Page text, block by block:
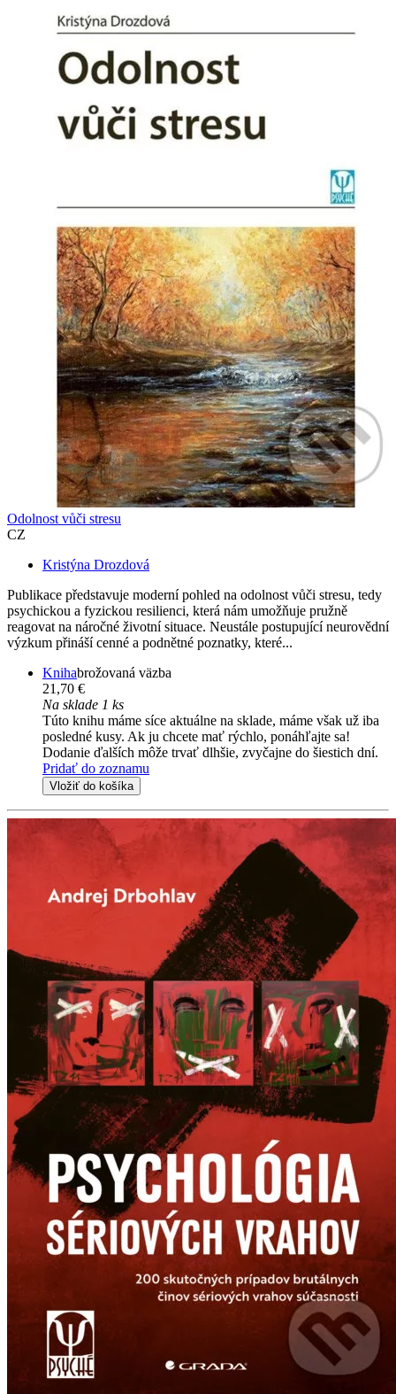
Odolnost vůči stresu
CZ
Kristýna Drozdová
Publikace představuje moderní pohled na odolnost vůči stresu, tedy
psychickou a fyzickou resilienci, která nám umožňuje pružně
reagovat na náročné životní situace. Neustále postupující neurovědní
výzkum přináší cenné a podnětné poznatky, které...
Knihabrožovaná väzba
21,70 €
Na sklade 1 ks
Túto knihu máme síce aktuálne na sklade, máme však už iba
posledné kusy. Ak ju chcete mať rýchlo, ponáhľajte sa!
Dodanie ďalších môže trvať dlhšie, zvyčajne do šiestich dní.
Pridať do zoznamu
Vložiť do košíka